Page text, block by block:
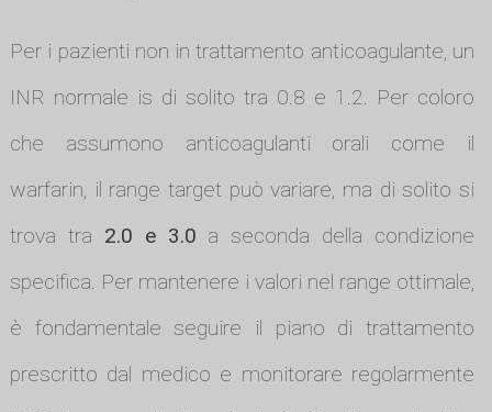
Per i pazienti non in trattamento anticoagulante, un
INR normale is di solito tra 0.8 e 1.2. Per coloro
che assumono anticoagulanti orali come il
warfarin, il range target può variare, ma di solito si
trova tra 2.0 e 3.0 a seconda della condizione
specifica. Per mantenere i valori nel range ottimale,
è fondamentale seguire il piano di trattamento
prescritto dal medico e monitorare regolarmente